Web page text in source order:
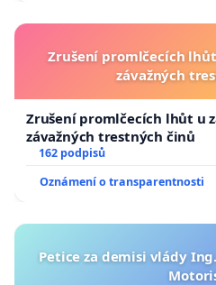
Zrušení promlčecích
závažných
Zrušení promlčecích lhůt u
závažných trestných činů
162 podpisů
Oznámení o transparentnosti
Petice za demisi vlády